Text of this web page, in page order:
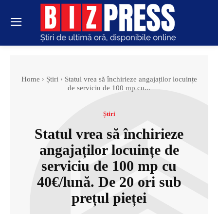
Home Știri
Statul vrea să închirieze angajaților locuințe
de serviciu de 100 mp cu...
Știri
Statul vrea să închirieze
angajaților locuințe de
serviciu de 100 mp cu
40€/lună. De 20 ori sub
prețul pieței